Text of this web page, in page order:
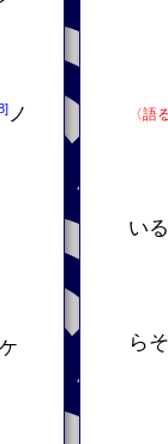
ノ 〈語
い
ら